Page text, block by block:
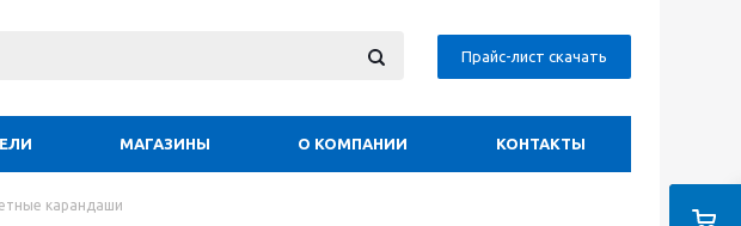
Прайс-лист скачать
МАГАЗИНЫ О КОМПАНИИ КОНТАКТЫ
карандаши